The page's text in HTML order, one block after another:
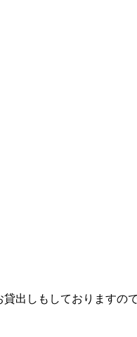
出しもしておりますの